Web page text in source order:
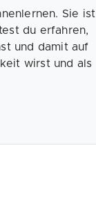
Sie ist
du erfahren,
und damit auf
wirst und als